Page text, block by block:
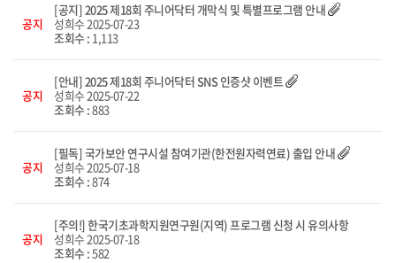
공지
[공지] 2025 제18회 주니어닥터 개막식 및 특별프로그램 안내
성희수2025-07-23
조회수 : 1,113
공지
[안내] 2025 제18회 주니어닥터 SNS 인증샷 이벤트
성희수2025-07-22
조회수 :883
공지
[필독] 국가보안 연구시설 참여기관(한전원자력연료) 출입 안내
성희수2025-07-18
조회수 :874
공지
[주의!] 한국기초과학지원연구원(지역) 프로그램 신청 시 유의사항
성희수2025-07-18
조회수 :582